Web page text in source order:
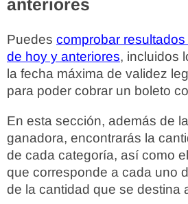
anteriores
Puedes comprobar
de hoy y anteriores, incluidos
la fecha máxima de validez
para poder cobrar un boleto
En esta sección, además de
ganadora, encontrarás la
de cada categoría, así como
que corresponde a cada uno
de la cantidad que se destina